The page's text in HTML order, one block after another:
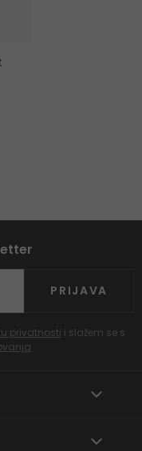
PRIJAVA
privatnosti i slažem se s